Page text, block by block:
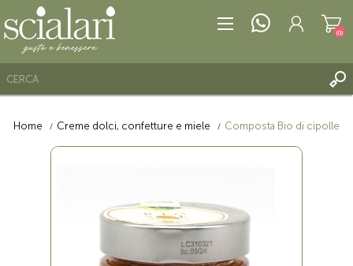
(0)
Home Creme dolci, confetture e miele Composta Bio di cipolle